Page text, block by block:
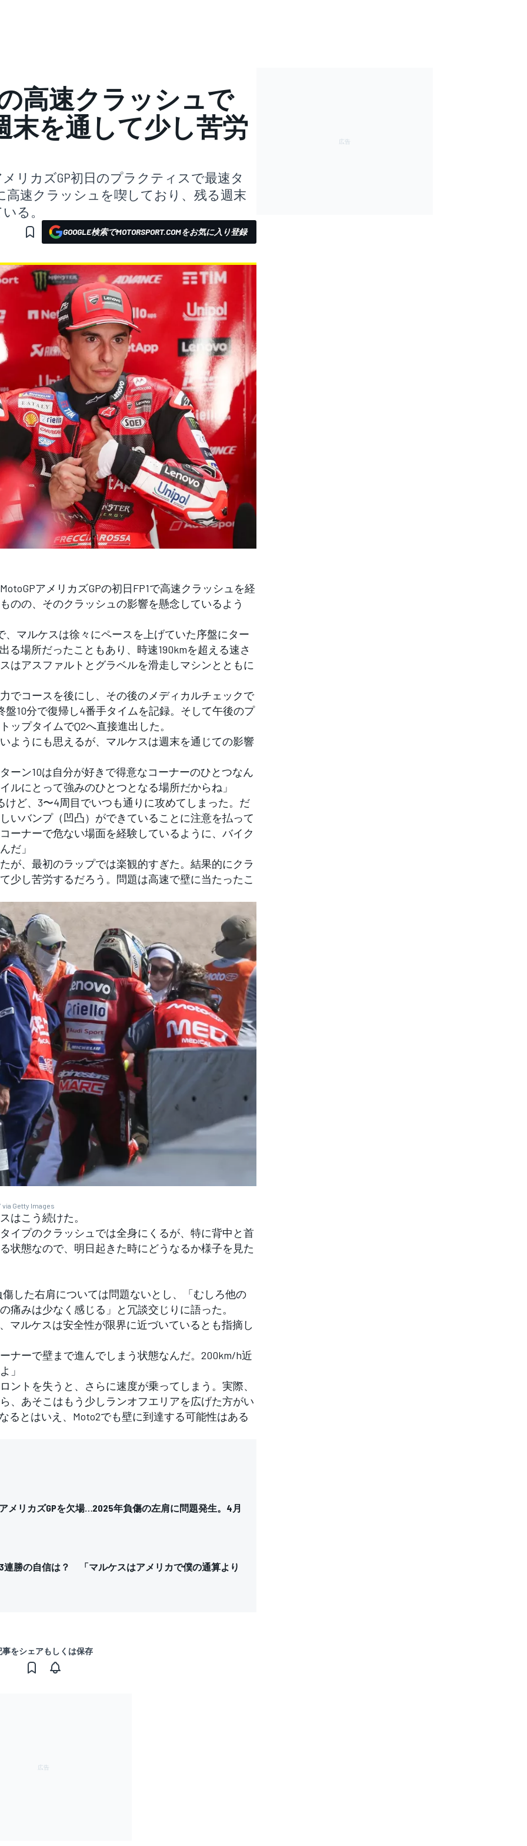
高速クラッシュで
末を通して少し苦労
リカズGP初日のプラクティスで最速タ
高速クラッシュを喫しており、残る週末
る。
GOOGLE検索でMOTORSPORT.COMをお気に入り登録
アメリカズGPの初日FP1で高速クラッシュを経
のの、そのクラッシュの影響を懸念しているよう
マルケスは徐々にペースを上げていた序盤にター
る場所だったこともあり、時速190kmを超える速さ
はアスファルトとグラベルを滑走しマシンとともに
コースを後にし、その後のメディカルチェックで
盤10分で復帰し4番手タイムを記録。そして午後のプ
プタイムでQ2へ直接進出した。
うにも思えるが、マルケスは週末を通じての影響
ーン10は自分が好きで得意なコーナーのひとつなん
ルにとって強みのひとつとなる場所だからね」
けど、3〜4周目でいつも通りに攻めてしまった。だ
いバンプ（凹凸）ができていることに注意を払って
ーナーで危ない場面を経験しているように、バイク
だ」
が、最初のラップでは楽観的すぎた。結果的にクラ
少し苦労するだろう。問題は高速で壁に当たったこ
Getty Images
こう続けた。
イプのクラッシュでは全身にくるが、特に背中と首
状態なので、明日起きた時にどうなるか様子を見た
した右肩については問題ないとし、「むしろ他の
痛みは少なく感じる」と冗談交じりに語った。
ルケスは安全性が限界に近づいているとも指摘し
ナーで壁まで進んでしまう状態なんだ。200km/h近
」
ントを失うと、さらに速度が乗ってしまう。実際、
、あそこはもう少しランオフエリアを広げた方がい
るとはいえ、Moto2でも壁に到達する可能性はある
メリカズGPを欠場…2025年負傷の左肩に問題発生。4月
連勝の自信は？ 「マルケスはアメリカで僕の通算より
事をシェアもしくは保存